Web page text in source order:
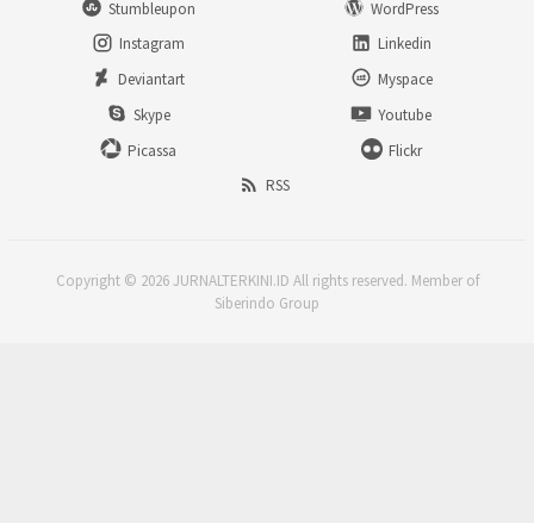
Stumbleupon
WordPress
Instagram
Linkedin
Deviantart
Myspace
Skype
Youtube
Picassa
Flickr
RSS
Copyright © 2026 JURNALTERKINI.ID All rights reserved. Member of
Siberindo Group